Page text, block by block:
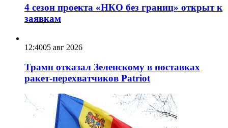
4 сезон проекта «НКО без границ» открыт к
заявкам
12:4005 авг 2026
Трамп отказал Зеленскому в поставках
ракет-перехватчиков Patriot